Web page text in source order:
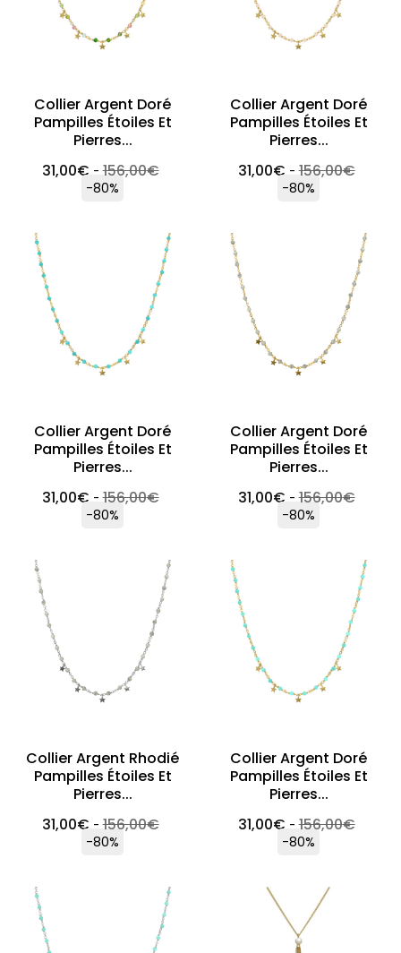
Collier Argent Doré
Pampilles Étoiles Et
Pierres...
31,00€ -156,00€
-80%
Collier Argent Doré
Pampilles Étoiles Et
Pierres...
31,00€ -156,00€
-80%
Collier Argent Doré
Pampilles Étoiles Et
Pierres...
31,00€ -156,00€
-80%
Collier Argent Doré
Pampilles Étoiles Et
Pierres...
31,00€ -156,00€
-80%
Collier Argent Rhodié
Pampilles Étoiles Et
Pierres...
31,00€ -156,00€
-80%
Collier Argent Doré
Pampilles Étoiles Et
Pierres...
31,00€ -156,00€
-80%